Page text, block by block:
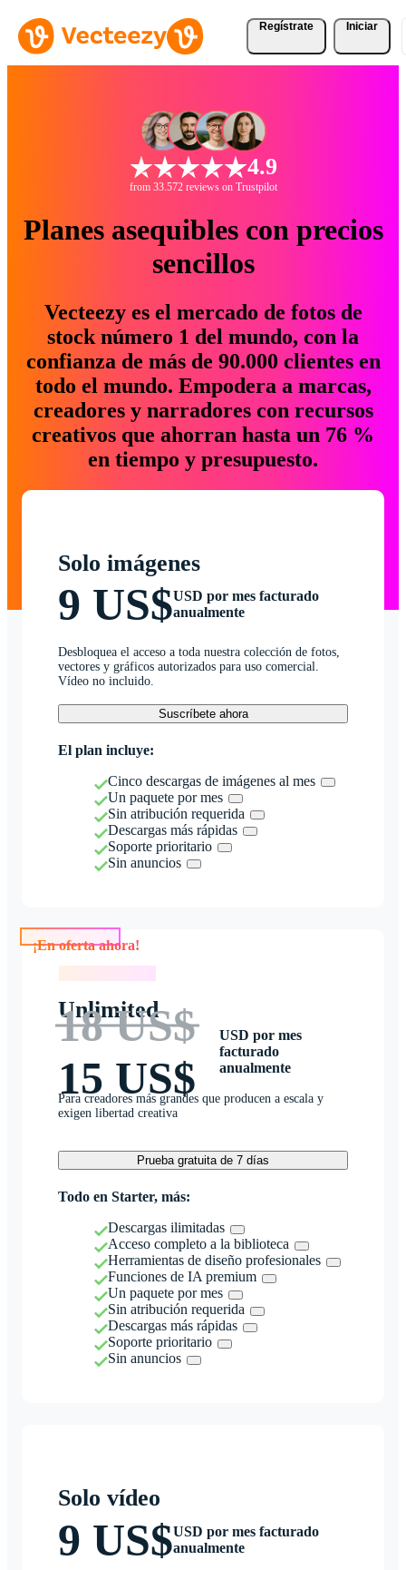
Regístrate Iniciar
4.9
from 33.572 reviews on Trustpilot
Planes asequibles con precios
sencillos
Vecteezy es el mercado de fotos de
stock número 1 del mundo, con la
confianza de más de 90.000 clientes en
todo el mundo. Empodera a marcas,
creadores y narradores con recursos
creativos que ahorran hasta un 76 %
en tiempo y presupuesto.
Solo imágenes
9 US$USD por mes facturado
anualmente
Desbloquea el acceso a toda nuestra colección de fotos,
vectores y gráficos autorizados para uso comercial.
Vídeo no incluido.
Suscríbete ahora
El plan incluye:
Cinco descargas de imágenes al mes
Un paquete por mes
Sin atribución requerida
Descargas más rápidas
Soporte prioritario
Sin anuncios
Unlimited
18 US$
15 US$
USD por mes
facturado
anualmente
Para creadores más grandes que producen a escala y
exigen libertad creativa
Prueba gratuita de 7 días
Todo en Starter, más:
Descargas ilimitadas
Acceso completo a la biblioteca
Herramientas de diseño profesionales
Funciones de IA premium
Un paquete por mes
Sin atribución requerida
Descargas más rápidas
Soporte prioritario
Sin anuncios
Solo vídeo
9 US$USD por mes facturado
anualmente